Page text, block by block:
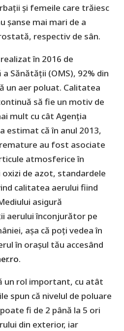
și femeile care trăiesc
șanse mai mari de a
respectiv de sân.
realizat în 2016 de
Sănătății (OMS), 92% din
un aer poluat. Calitatea
să fie un motiv de
mult cu cât Agenția
estimat că în anul 2013,
au fost asociate
atmosferice în
oxizi de azot, standardele
calitatea aerului fiind
asigură
aerului înconjurător pe
așa că poți vedea în
în orașul tău accesând
.
un rol important, cu atât
spun că nivelul de poluare
fi de 2 până la 5 ori
din exterior, iar